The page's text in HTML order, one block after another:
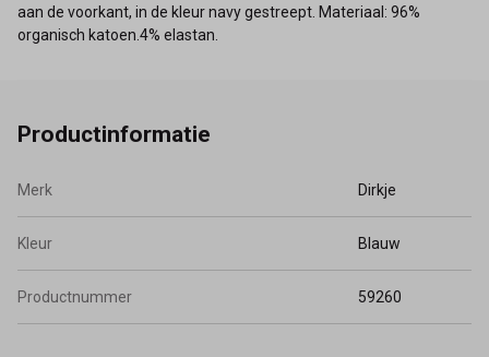
aan de voorkant, in de kleur navy gestreept. Materiaal: 96%
organisch katoen.4% elastan.
Productinformatie
Merk Dirkje
Kleur Blauw
Productnummer 59260